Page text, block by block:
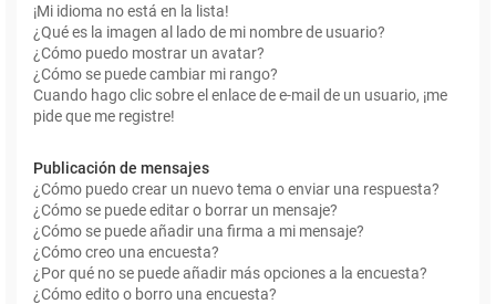
¡Mi idioma no está en la lista!
¿Qué es la imagen al lado de mi nombre de usuario?
¿Cómo puedo mostrar un avatar?
¿Cómo se puede cambiar mi rango?
Cuando hago clic sobre el enlace de e-mail de un usuario, ¡me
pide que me registre!
Publicación de mensajes
¿Cómo puedo crear un nuevo tema o enviar una respuesta?
¿Cómo se puede editar o borrar un mensaje?
¿Cómo se puede añadir una firma a mi mensaje?
¿Cómo creo una encuesta?
¿Por qué no se puede añadir más opciones a la encuesta?
¿Cómo edito o borro una encuesta?